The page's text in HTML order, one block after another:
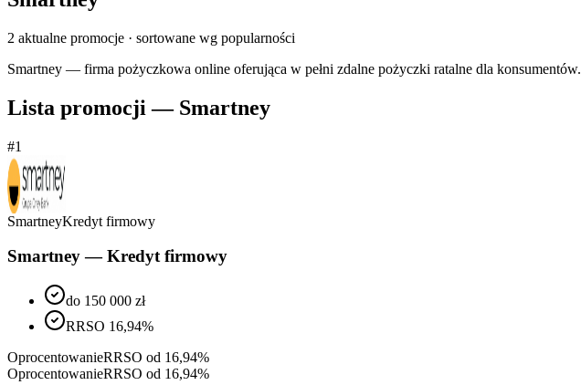
2 aktualne promocje · sortowane wg popularności
Smartney — firma pożyczkowa online oferująca w pełni zdalne pożyczki ratalne dla konsumentów.
Lista promocji — Smartney
#1
SmartneyKredyt firmowy
Smartney — Kredyt firmowy
do 150 000 zł
RRSO 16,94%
OprocentowanieRRSO od 16,94%
OprocentowanieRRSO od 16,94%